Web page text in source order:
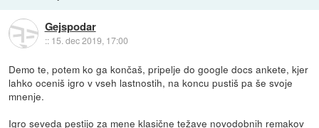
Gejspodar
:: 15. dec 2019, 17:00
Demo te, potem ko ga končaš, pripelje do google docs ankete, kjer
lahko oceniš igro v vseh lastnostih, na koncu pustiš pa še svoje
mnenje.
Igro seveda pestijo za mene klasične težave novodobnih remakov